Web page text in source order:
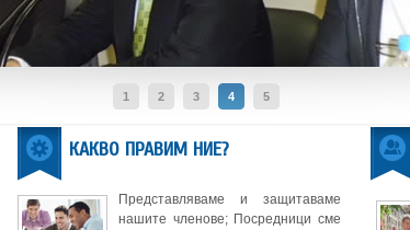
1 2 3 4 5
КАКВО ПРАВИМ НИЕ?
Представляваме и защитаваме
нашите членове; Посредници сме